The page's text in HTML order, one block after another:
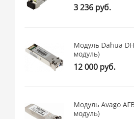
3 236 руб.
Модуль Dahua
модуль)
12 000 руб.
Модуль Avago
модуль)